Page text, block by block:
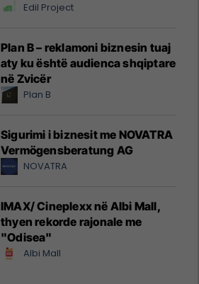
Edil Project
Plan B – reklamoni biznesin tuaj
aty ku është audienca shqiptare
në Zvicër
Plan B
Sigurimi i biznesit me NOVATRA
Vermögensberatung AG
NOVATRA
IMAX/ Cineplexx në Albi Mall,
thyen rekorde rajonale me
"Odisea"
Albi Mall